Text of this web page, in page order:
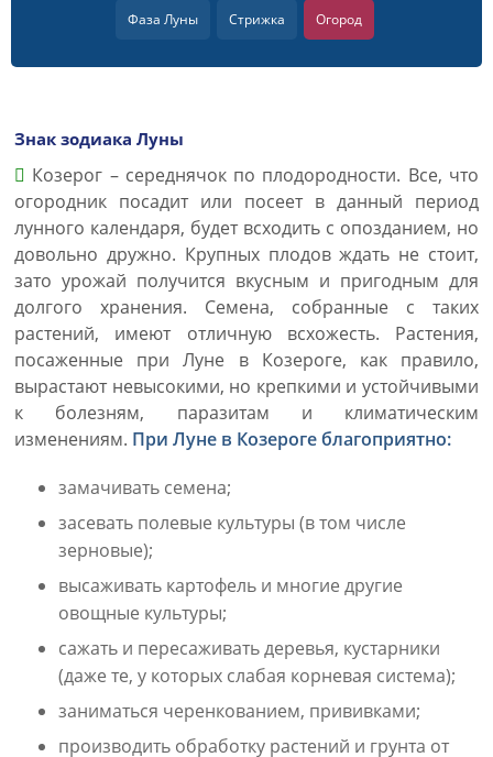
Фаза Луны Стрижка Огород
Знак зодиака Луны
Козерог – середнячок по плодородности. Все, что
огородник посадит или посеет в данный период
лунного календаря, будет всходить с опозданием, но
довольно дружно. Крупных плодов ждать не стоит,
зато урожай получится вкусным и пригодным для
долгого хранения. Семена, собранные с таких
растений, имеют отличную всхожесть. Растения,
посаженные при Луне в Козероге, как правило,
вырастают невысокими, но крепкими и устойчивыми
к болезням, паразитам и климатическим
изменениям. При Луне в Козероге благоприятно:
замачивать семена;
засевать полевые культуры (в том числе
зерновые);
высаживать картофель и многие другие
овощные культуры;
сажать и пересаживать деревья, кустарники
(даже те, у которых слабая корневая система);
заниматься черенкованием, прививками;
производить обработку растений и грунта от